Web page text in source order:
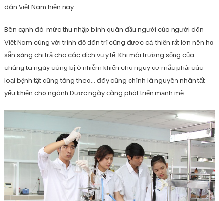
dân Việt Nam hiện nay.
Bên cạnh đó, mức thu nhập bình quân đầu người của người dân
Việt Nam cùng với trình độ dân trí cũng được cải thiện rất lớn nên họ
sẵn sàng chi trả cho các dịch vụ y tế. Khi môi trường sống của
chúng ta ngày càng bị ô nhiễm khiến cho nguy cơ mắc phải các
loại bệnh tật cũng tăng theo… đây cũng chính là nguyên nhân tất
yếu khiến cho ngành Dược ngày càng phát triển mạnh mẽ.